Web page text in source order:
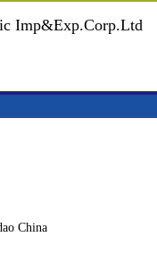
Imp&Exp.Corp.Ltd
China